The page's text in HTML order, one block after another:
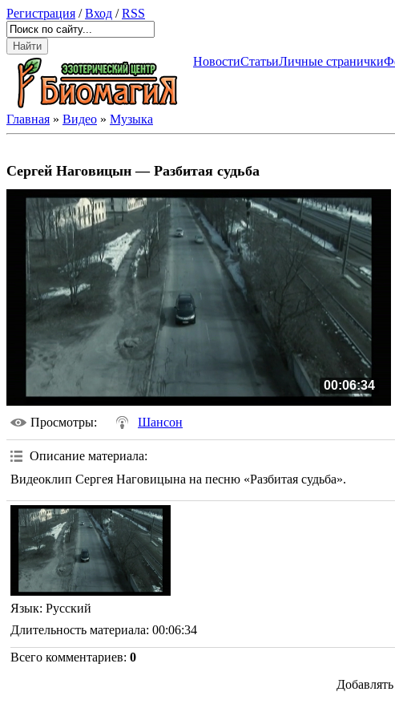
Регистрация /Вход /RSS
НовостиСтатьиЛичные странички
Главная » Видео » Музыка
Сергей Наговицын — Разбитая судьба
00:06:34
Просмотры: Шансон
Описание материала:
Видеоклип Сергея Наговицына на песню «Разбитая судьба».
Язык: Русский
Длительность материала: 00:06:34
Всего комментариев: 0